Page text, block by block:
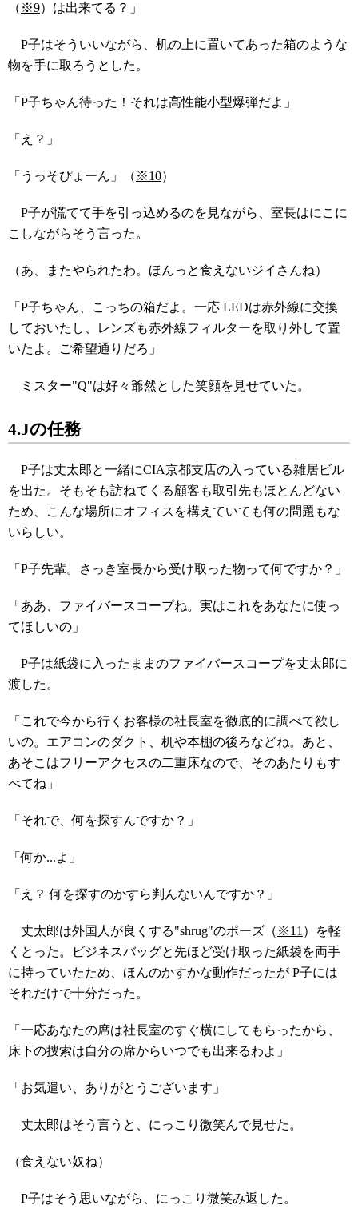
（ ※9）は出来てる？」
P子はそういいながら、机の上に置いてあった箱のような
物を手に取ろうとした。
「P子ちゃん待った！それは高性能小型爆弾だよ」
「え？」
「うっそぴょーん」（ ※10）
P子が慌てて手を引っ込めるのを見ながら、室長はにこに
こしながらそう言った。
（あ、またやられたわ。ほんっと食えないジイさんね）
「P子ちゃん、こっちの箱だよ。一応 LEDは赤外線に交換
しておいたし、レンズも赤外線フィルターを取り外して置
いたよ。ご希望通りだろ」
ミスター"Q"は好々爺然とした笑顔を見せていた。
4.Jの任務
P子は丈太郎と一緒にCIA京都支店の入っている雑居ビル
を出た。そもそも訪ねてくる顧客も取引先もほとんどない
ため、こんな場所にオフィスを構えていても何の問題もな
いらしい。
「P子先輩。さっき室長から受け取った物って何ですか？」
「ああ、ファイバースコープね。実はこれをあなたに使っ
てほしいの」
P子は紙袋に入ったままのファイバースコープを丈太郎に
渡した。
「これで今から行くお客様の社長室を徹底的に調べて欲し
いの。エアコンのダクト、机や本棚の後ろなどね。あと、
あそこはフリーアクセスの二重床なので、そのあたりもす
べてね」
「それで、何を探すんですか？」
「何か...よ」
「え？ 何を探すのかすら判んないんですか？」
丈太郎は外国人が良くする"shrug"のポーズ（ ※11 ）を軽
くとった。ビジネスバッグと先ほど受け取った紙袋を両手
に持っていたため、ほんのかすかな動作だったが P子には
それだけで十分だった。
「一応あなたの席は社長室のすぐ横にしてもらったから、
床下の捜索は自分の席からいつでも出来るわよ」
「お気遣い、ありがとうございます」
丈太郎はそう言うと、にっこり微笑んで見せた。
（食えない奴ね）
P子はそう思いながら、にっこり微笑み返した。